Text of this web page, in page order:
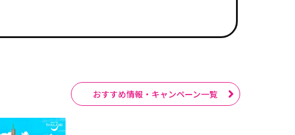
おすすめ情報・キャンペーン一覧